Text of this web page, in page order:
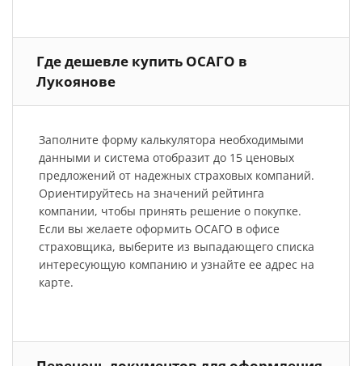
Где дешевле купить ОСАГО в
Лукоянове
Заполните форму калькулятора необходимыми
данными и система отобразит до 15 ценовых
предложений от надежных страховых компаний.
Ориентируйтесь на значений рейтинга
компании, чтобы принять решение о покупке.
Если вы желаете оформить ОСАГО в офисе
страховщика, выберите из выпадающего списка
интересующую компанию и узнайте ее адрес на
карте.